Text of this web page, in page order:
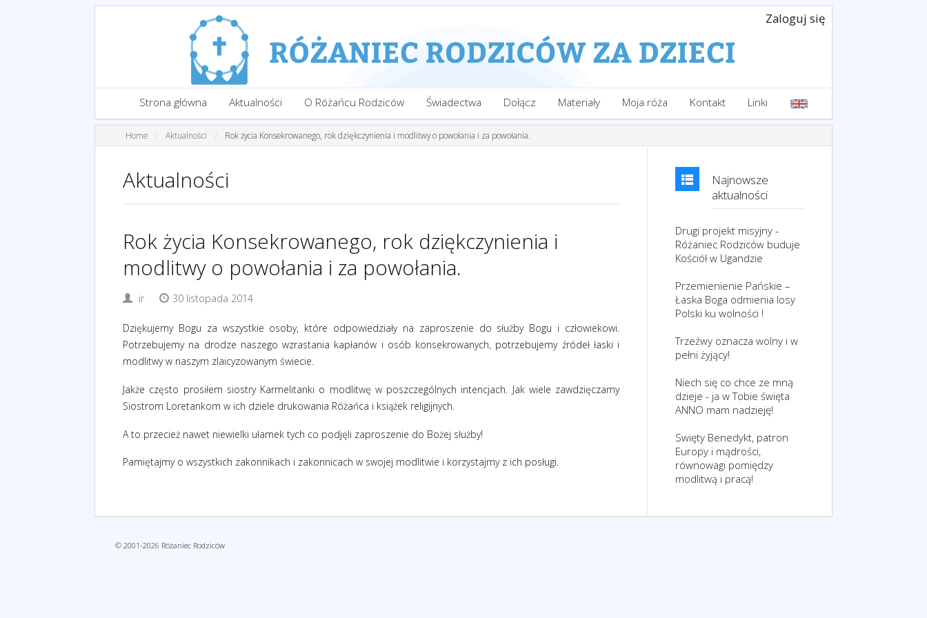
Zaloguj się
Strona główna Aktualności O Różańcu Rodziców Świadectwa Dołącz Materiały Moja róża Kontakt Linki
Home Aktualności Rok życia Konsekrowanego, rok dziękczynienia i modlitwy o powołania i za powołania.
Aktualności
Rok życia Konsekrowanego, rok dziękczynienia i
modlitwy o powołania i za powołania.
ir 30 listopada 2014
Dziękujemy Bogu za wszystkie osoby, które odpowiedziały na zaproszenie do służby Bogu i człowiekowi.
Potrzebujemy na drodze naszego wzrastania kapłanów i osób konsekrowanych, potrzebujemy źródeł łaski i
modlitwy w naszym zlaicyzowanym świecie.
Jakże często prosiłem siostry Karmelitanki o modlitwę w poszczególnych intencjach. Jak wiele zawdzięczamy
Siostrom Loretankom w ich dziele drukowania Różańca i książek religijnych.
A to przecież nawet niewielki ułamek tych co podjęli zaproszenie do Bożej służby!
Pamiętajmy o wszystkich zakonnikach i zakonnicach w swojej modlitwie i korzystajmy z ich posługi.
Najnowsze
aktualności
Drugi projekt misyjny -
Różaniec Rodziców buduje
Kościół w Ugandzie
Przemienienie Pańskie –
Łaska Boga odmienia losy
Polski ku wolności !
Trzeźwy oznacza wolny i w
pełni żyjący!
Niech się co chce ze mną
dzieje - ja w Tobie święta
ANNO mam nadzieję!
Swięty Benedykt, patron
Europy i mądrości,
równowagi pomiędzy
modlitwą i pracą!
© 2001-2026 Różaniec Rodziców